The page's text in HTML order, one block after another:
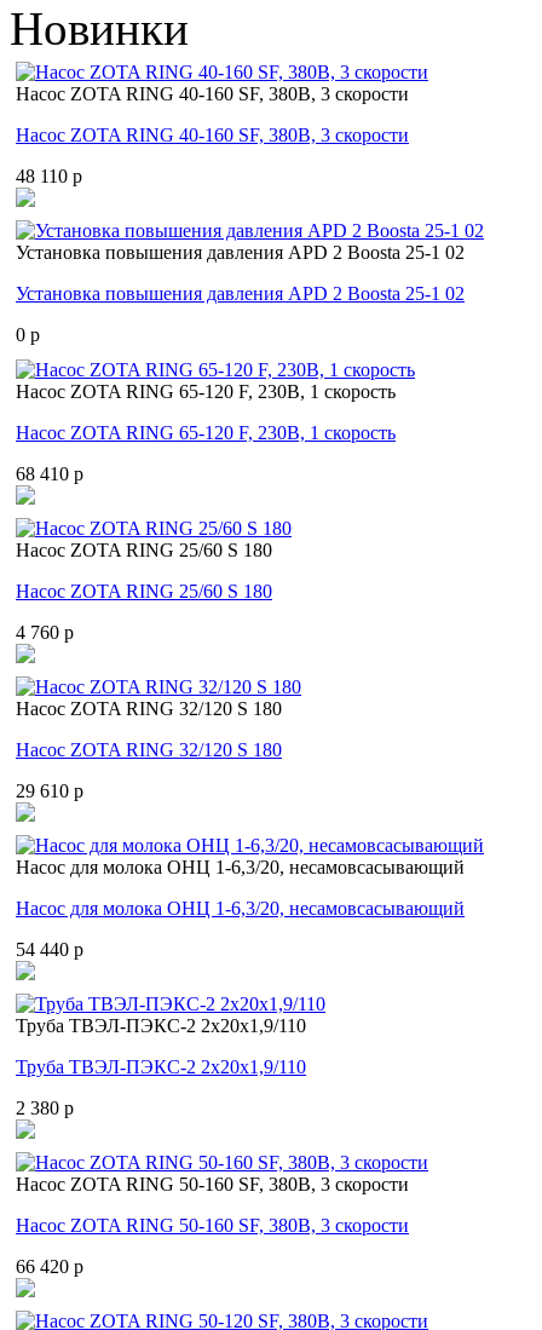
Новинки
Насос ZOTA RING 40-160 SF, 380В, 3 скорости
Насос ZOTA RING 40-160 SF, 380В, 3 скорости
48 110 p
Установка повышения давления APD 2 Boosta 25-1 02
Установка повышения давления APD 2 Boosta 25-1 02
0 p
Насос ZOTA RING 65-120 F, 230В, 1 скорость
Насос ZOTA RING 65-120 F, 230В, 1 скорость
68 410 p
Насос ZOTA RING 25/60 S 180
Насос ZOTA RING 25/60 S 180
4 760 p
Насос ZOTA RING 32/120 S 180
Насос ZOTA RING 32/120 S 180
29 610 p
Насос для молока ОНЦ 1-6,3/20, несамовсасывающий
Насос для молока ОНЦ 1-6,3/20, несамовсасывающий
54 440 p
Труба ТВЭЛ-ПЭКС-2 2x20x1,9/110
Труба ТВЭЛ-ПЭКС-2 2x20x1,9/110
2 380 p
Насос ZOTA RING 50-160 SF, 380В, 3 скорости
Насос ZOTA RING 50-160 SF, 380В, 3 скорости
66 420 p